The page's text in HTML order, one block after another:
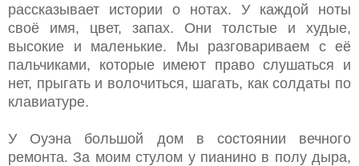
рассказывает истории о нотах. У каждой ноты
своё имя, цвет, запах. Они толстые и худые,
высокие и маленькие. Мы разговариваем с её
пальчиками, которые имеют право слушаться и
нет, прыгать и волочиться, шагать, как солдаты по
клавиатуре.
У Оуэна большой дом в состоянии вечного
ремонта. За моим стулом у пианино в полу дыра,